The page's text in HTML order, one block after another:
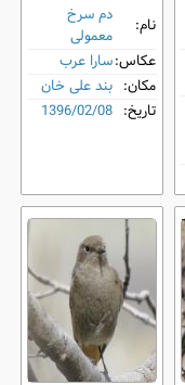
نام:
دم‌ سرخ
معمولی
عکاس:سارا عرب
مکان: بند علی خان
تاریخ: 1396/02/08